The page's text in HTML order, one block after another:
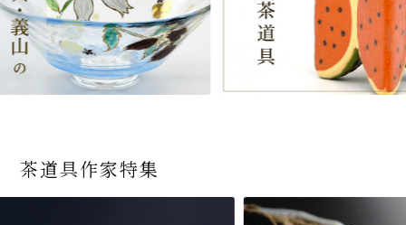
茶道具作家特集